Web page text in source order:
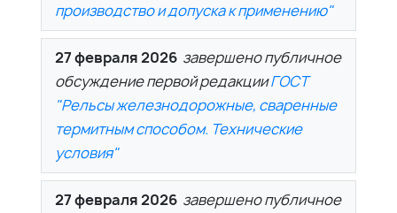
производство и допуска к применению"
27 февраля 2026 завершено публичное
обсуждение первой редакцииГОСТ
"Рельсы железнодорожные, сваренные
термитным способом. Технические
условия"
27 февраля 2026 завершено публичное